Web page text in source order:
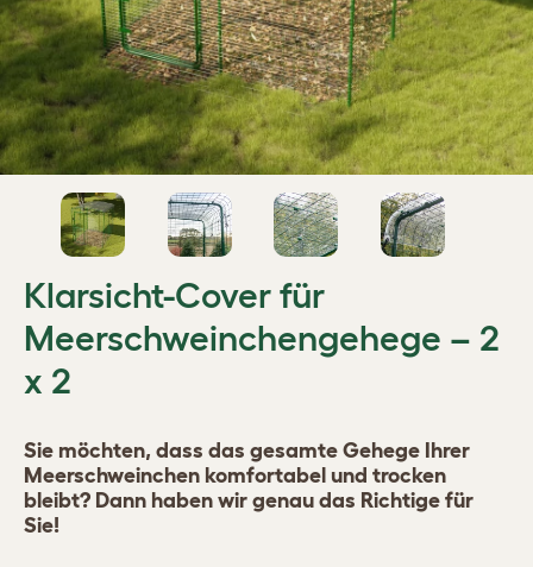
Klarsicht-Cover für
Meerschweinchengehege – 2
x 2
Sie möchten, dass das gesamte Gehege Ihrer
Meerschweinchen komfortabel und trocken
bleibt? Dann haben wir genau das Richtige für
Sie!